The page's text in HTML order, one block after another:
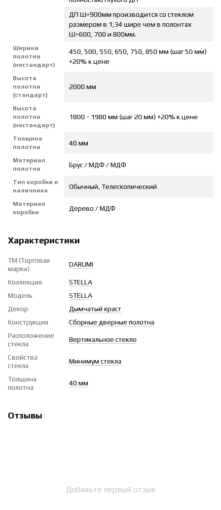
ДП Ш=900мм производится со стеклом
размером в 1,34 шире чем в полонтах
Ш=600, 700 и 800мм.
Ширина
полотна
(нестандарт)
450, 500, 550, 650, 750, 850 мм (шаг 50 мм)
+20% к цене
Высота
полотна
(стандарт)
2000 мм
Высота
полотна
(нестандарт)
1800 - 1980 мм (шаг 20 мм) +20% к цене
Толщина
полотна
40 мм
Материал
полотна
Брус / МДФ / МДФ
Тип коробки и
наличника
Обычный, Телескопический
Материал
коробки
Дерево / МДФ
Характеристики
ТМ (Торговая
марка)
DARUMI
Коллекция
STELLA
Модель
STELLA
Декор
Дымчатый краст
Конструкция
Сборные дверные полотна
Расположение
стекла
Вертикальное стекло
Свойства
стекла
Минимум стекла
Толщина
полотна
40 мм
Отзывы
Добавьте первый отзыв